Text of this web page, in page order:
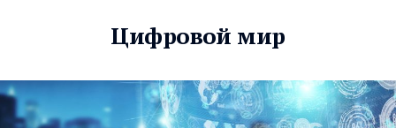
Цифровой мир